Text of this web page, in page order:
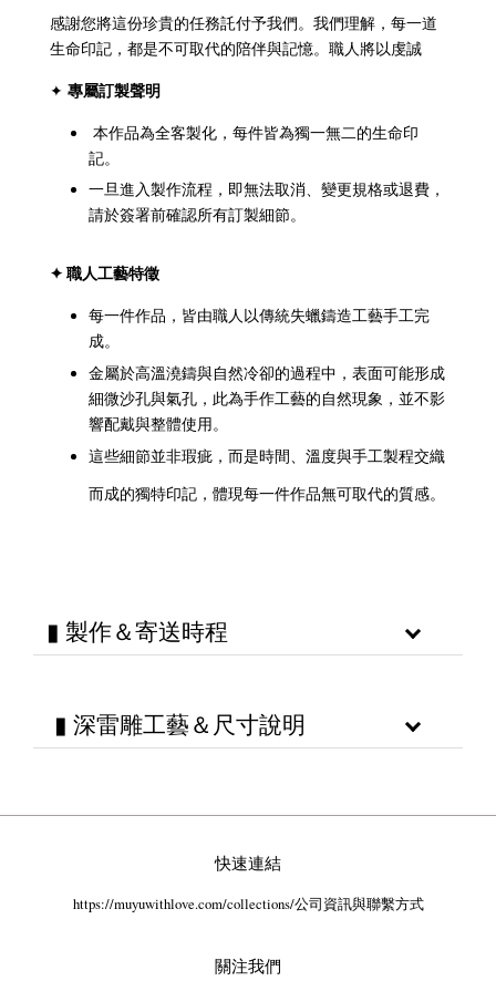
感謝您將這份珍貴的任務託付予我們。我們理解，每一道
生命印記，都是不可取代的陪伴與記憶。職人將以虔誠
✦ 專屬訂製聲明
本作品為全客製化，每件皆為獨一無二的生命印
記。
一旦進入製作流程，即無法取消、變更規格或退費，
請於簽署前確認所有訂製細節。
✦ 職人工藝特徵
每一件作品，皆由職人以傳統失蠟鑄造工藝手工完
成。
金屬於高溫澆鑄與自然冷卻的過程中，表面可能形成
細微沙孔與氣孔，此為手作工藝的自然現象，並不影
響配戴與整體使用。
這些細節並非瑕疵，而是時間、溫度與手工製程交織
而成的獨特印記，體現每一件作品無可取代的質感。
▮ 製作＆寄送時程
▮ 深雷雕工藝＆尺寸說明
快速連結
https://muyuwithlove.com/collections/公司資訊與聯繫方式
關注我們